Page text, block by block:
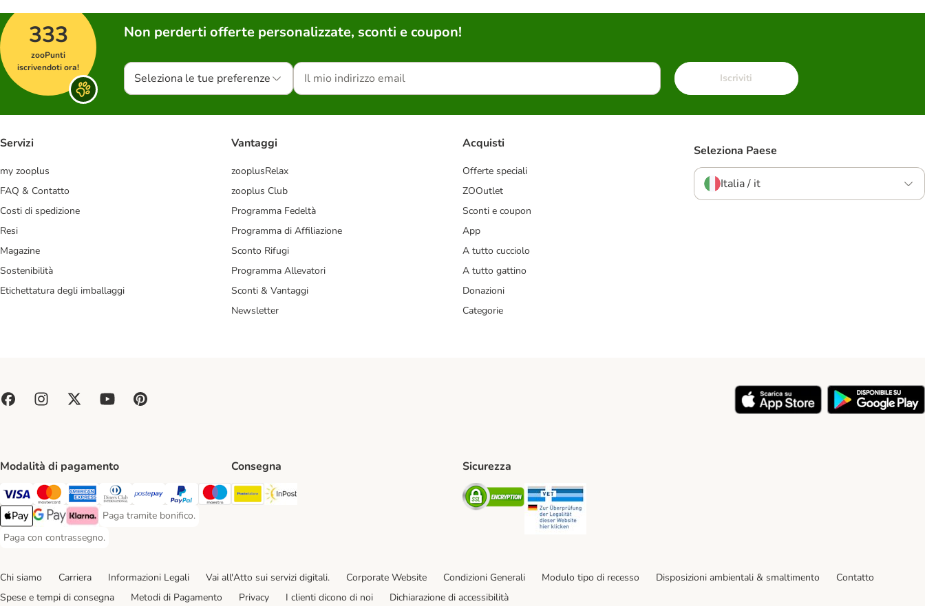
333
zooPunti
iscrivendoti ora!
Non perderti offerte personalizzate, sconti e coupon!
Seleziona le tue preferenze Iscriviti
Servizi
my zooplus
FAQ & Contatto
Costi di spedizione
Resi
Magazine
Sostenibilità
Etichettatura degli imballaggi
Vantaggi
zooplusRelax
zooplus Club
Programma Fedeltà
Programma di Affiliazione
Sconto Rifugi
Programma Allevatori
Sconti & Vantaggi
Newsletter
Acquisti
Offerte speciali
ZOOutlet
Sconti e coupon
App
A tutto cucciolo
A tutto gattino
Donazioni
Categorie
Seleziona Paese
Italia / it
Modalità di pagamento
Paga con Visa. Payment Method
Paga con Mastercard. Payment Method
Paga con American Express. Payment Method
Paga con Diners Club. Payment Method
Paga con Postepay. Payment Method
Paga con PayPal. Payment Method
Paga con Maestro. Payment Method
Apple Pay Payment Method
Google Pay Payment Method
Klarna Payment Method
Paga tramite bonifico.
Paga tramite bonifico. Payment Method
Paga con contrassegno.
Paga con contrassegno. Payment Method
Consegna
Poste Italiane. Shipping Method
Sicurezza
Security
Chi siamo Carriera Informazioni Legali Vai all'Atto sui servizi digitali. Corporate Website Condizioni Generali Modulo tipo di recesso Disposizioni ambientali & smaltimento
Contatto
Spese e tempi di consegna
Metodi di Pagamento Privacy I clienti dicono di noi Dichiarazione di accessibilità